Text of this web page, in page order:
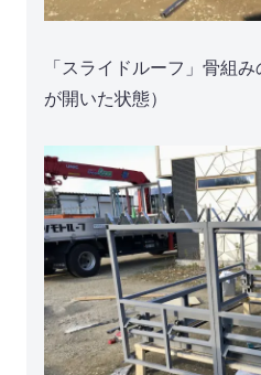
「スライドルーフ」骨組
が開いた状態）